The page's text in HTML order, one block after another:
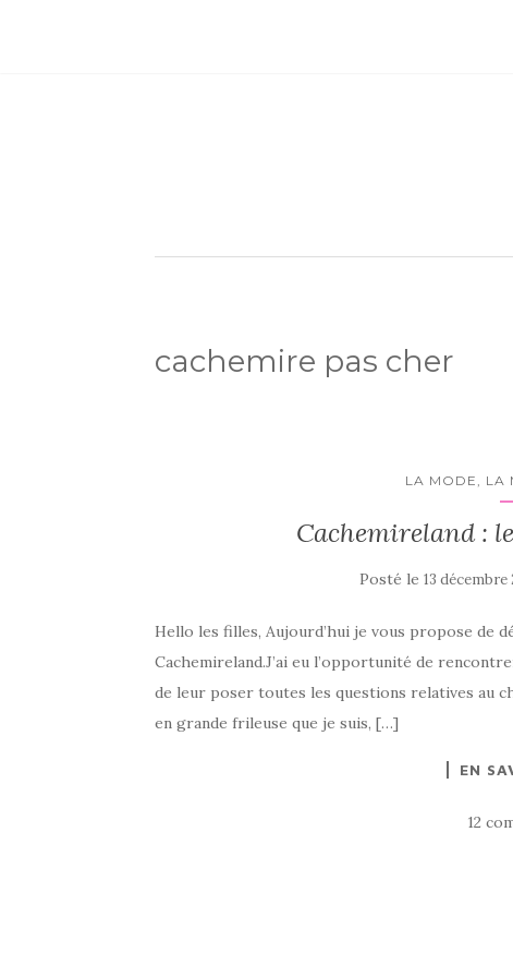
cachemire pas cher
LA MODE, LA
Cachemireland :
Posté le13 décembre
Hello les filles, Aujourd’hui je vous propose de
Cachemireland.J’ai eu l’opportunité de
de leur poser toutes les questions relatives au
en grande frileuse que je suis, […]
EN
12